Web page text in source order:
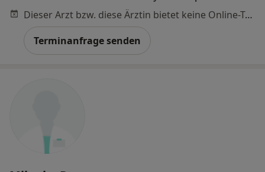
Dieser Arzt bzw. diese Ärztin bietet keine Online-Terminbuchung an diesem Standort an.
Terminanfrage senden